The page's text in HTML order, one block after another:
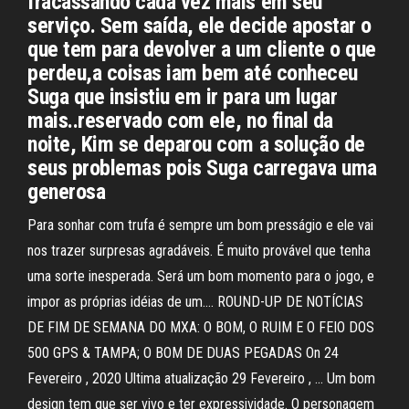
serviço. Sem saída, ele decide apostar o
que tem para devolver a um cliente o que
perdeu,a coisas iam bem até conheceu
Suga que insistiu em ir para um lugar
mais..reservado com ele, no final da
noite, Kim se deparou com a solução de
seus problemas pois Suga carregava uma
generosa
Para sonhar com trufa é sempre um bom presságio e ele vai
nos trazer surpresas agradáveis. É muito provável que tenha
uma sorte inesperada. Será um bom momento para o jogo, e
impor as próprias idéias de um…. ROUND-UP DE NOTÍCIAS
DE FIM DE SEMANA DO MXA: O BOM, O RUIM E O FEIO DOS
500 GPS & TAMPA; O BOM DE DUAS PEGADAS On 24
Fevereiro , 2020 Ultima atualização 29 Fevereiro , … Um bom
design tem que ser vivo e ter expressividade. O personagem